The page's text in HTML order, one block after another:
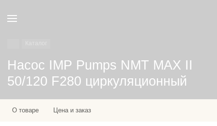
Насос IMP Pumps NMT MAX II
50/120 F280 циркуляционный
О товаре Цена и заказ